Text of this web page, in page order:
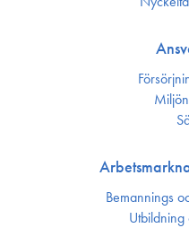
Bemannings
Utbildning